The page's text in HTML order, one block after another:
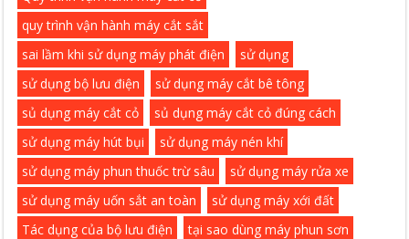
quy trình vận hành máy cắt sắt
sai lầm khi sử dụng máy phát điện
sử dụng
sử dụng bộ lưu điện
sử dụng máy cắt bê tông
sủ dụng máy cắt cỏ
sủ dụng máy cắt cỏ đúng cách
sử dụng máy hút bụi
sử dụng máy nén khí
sử dụng máy phun thuốc trừ sâu
sử dụng máy rửa xe
sử dụng máy uốn sắt an toàn
sử dụng máy xới đất
Tác dụng của bộ lưu điện
tại sao dùng máy phun sơn